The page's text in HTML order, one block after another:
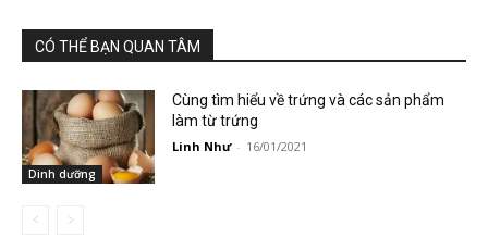
CÓ THỂ BẠN QUAN TÂM
Dinh dưỡng
Cùng tìm hiểu về trứng và các sản phẩm
làm từ trứng
Linh Như - 16/01/2021